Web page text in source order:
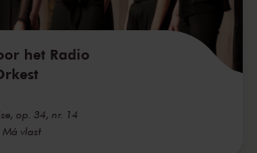
het Radio
op. 34, nr. 14
vlast